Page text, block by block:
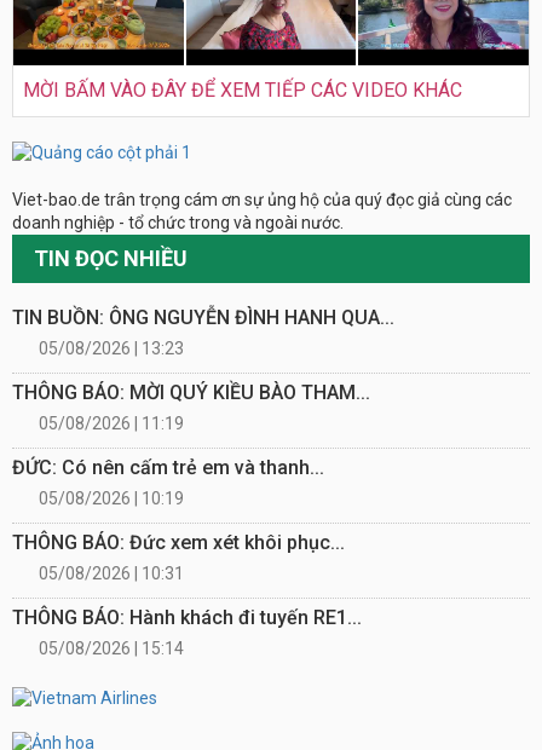
MỜI BẤM VÀO ĐÂY ĐỂ XEM TIẾP CÁC VIDEO KHÁC
Viet-bao.de trân trọng cám ơn sự ủng hộ của quý đọc giả cùng các
doanh nghiệp - tổ chức trong và ngoài nước.
TIN ĐỌC NHIỀU
TIN BUỒN: ÔNG NGUYỄN ĐÌNH HANH QUA...
05/08/2026 | 13:23
THÔNG BÁO: MỜI QUÝ KIỀU BÀO THAM...
05/08/2026 | 11:19
ĐỨC: Có nên cấm trẻ em và thanh...
05/08/2026 | 10:19
THÔNG BÁO: Đức xem xét khôi phục...
05/08/2026 | 10:31
THÔNG BÁO: Hành khách đi tuyến RE1...
05/08/2026 | 15:14